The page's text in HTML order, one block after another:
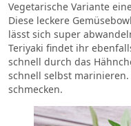
Vegetarische Variante
Diese leckere
lässt sich super
Teriyaki findet ihr
schnell durch das
schnell selbst
schmecken.